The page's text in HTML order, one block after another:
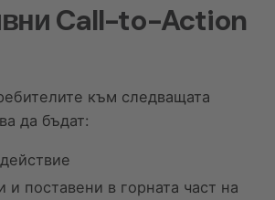
Call-to-Action
към следващата
да бъдат:
и поставени в горната част на